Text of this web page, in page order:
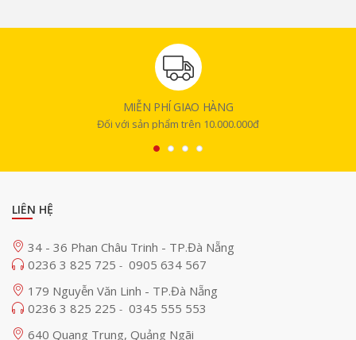
MIỄN PHÍ GIAO HÀNG
Đối với sản phẩm trên 10.000.000đ
LIÊN HỆ
34 - 36 Phan Châu Trinh - TP.Đà Nẵng
0236 3 825 725 - 0905 634 567
179 Nguyễn Văn Linh - TP.Đà Nẵng
0236 3 825 225 - 0345 555 553
640 Quang Trung, Quảng Ngãi